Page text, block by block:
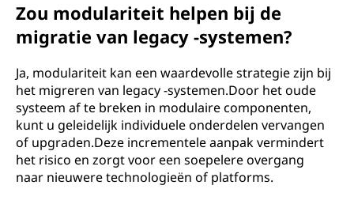
Zou modulariteit helpen bij de
migratie van legacy -systemen?
Ja, modulariteit kan een waardevolle strategie zijn bij
het migreren van legacy -systemen.Door het oude
systeem af te breken in modulaire componenten,
kunt u geleidelijk individuele onderdelen vervangen
of upgraden.Deze incrementele aanpak vermindert
het risico en zorgt voor een soepelere overgang
naar nieuwere technologieën of platforms.